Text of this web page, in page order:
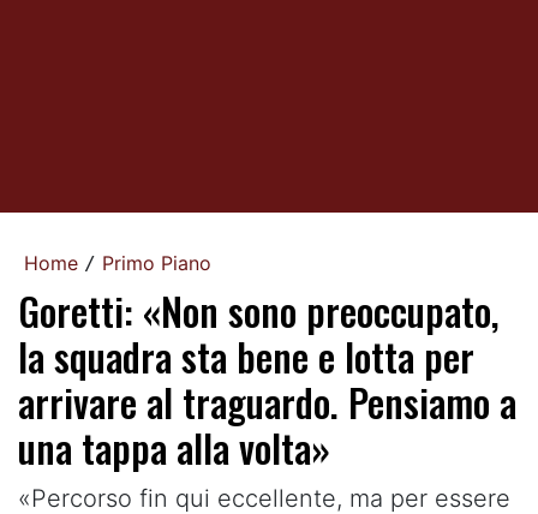
Home / Primo Piano
Goretti: «Non sono preoccupato,
la squadra sta bene e lotta per
arrivare al traguardo. Pensiamo a
una tappa alla volta»
«Percorso fin qui eccellente, ma per essere